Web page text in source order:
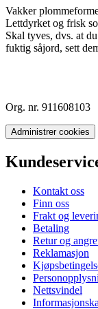
Vakker
Lettdyrket og frisk
Skal tyves, dvs. at
fuktig såjord, sett
Org. nr. 911608103
Administrer cookies
Kontakt oss
Finn oss
Frakt og
Betaling
Retur og
Reklamasjon
Nettsvindel